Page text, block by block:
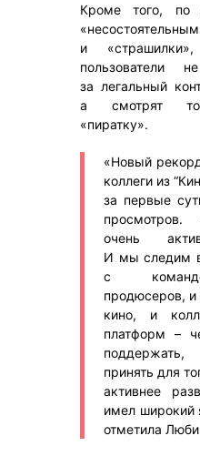
Кроме того, по
и
пользователи
за легальный
а смотрят
«пиратку».
«Новый
коллеги из
за первые
очень
И мы следим
с
продюсеров, и
кино, и
платформ –
принять для
активнее
имел широкий
отметила